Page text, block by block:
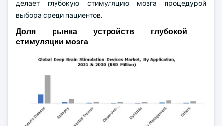
делает глубокую стимуляцию мозга процедурой
выбора среди пациентов.
Доля рынка устройств глубокой
стимуляции мозга